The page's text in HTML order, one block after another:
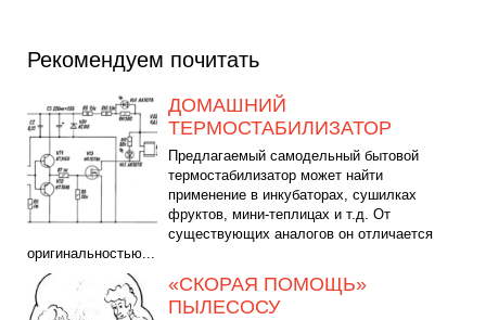
Рекомендуем почитать
ДОМАШНИЙ
ТЕРМОСТАБИЛИЗАТОР
Предлагаемый самодельный бытовой
термостабилизатор может найти
применение в инкубаторах, сушилках
фруктов, мини-теплицах и т.д. От
существующих аналогов он отличается
оригинальностью...
«СКОРАЯ ПОМОЩЬ»
ПЫЛЕСОСУ